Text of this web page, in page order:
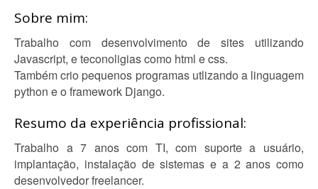
Sobre mim:
Trabalho com desenvolvimento de sites utilizando
Javascript, e teconoligias como html e css.
Também crio pequenos programas utlizando a linguagem
python e o framework Django.
Resumo da experiência profissional:
Trabalho a 7 anos com TI, com suporte a usuário,
implantação, instalação de sistemas e a 2 anos como
desenvolvedor freelancer.